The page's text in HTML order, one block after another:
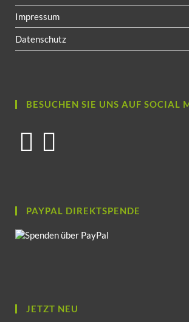
Impressum
Datenschutz
BESUCHEN SIE UNS AUF SOCIAL
PAYPAL DIREKTSPENDE
JETZT NEU